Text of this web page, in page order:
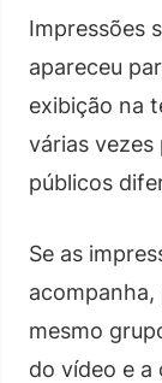
Impressões
apareceu
exibição na
várias vezes
públicos
Se as
mesmo
do vídeo e a